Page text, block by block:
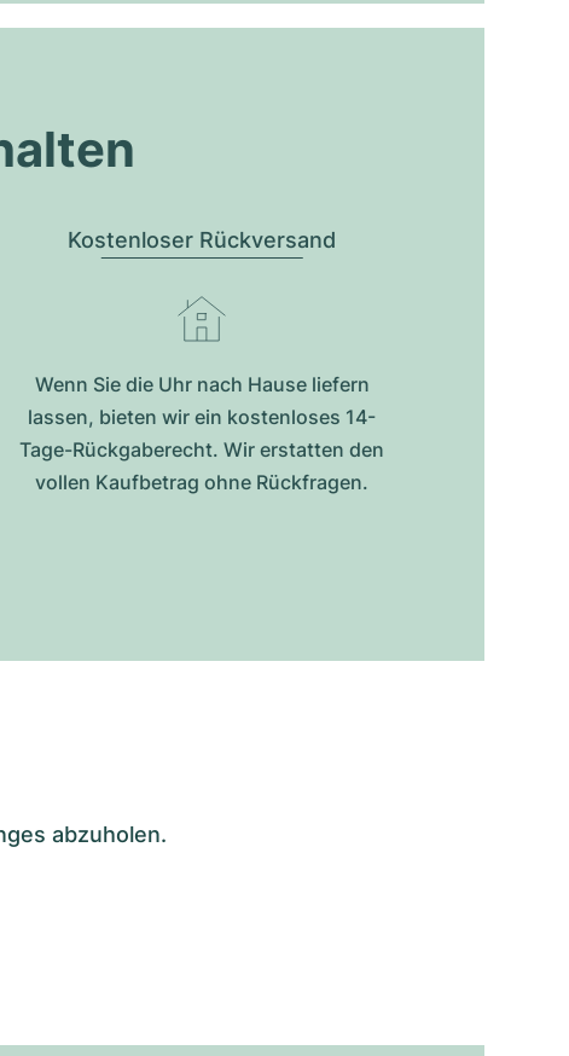
Kostenloser Rückversand
Wenn Sie die Uhr nach Hause liefern
lassen, bieten wir ein kostenloses 14-
Tage-Rückgaberecht. Wir erstatten den
vollen Kaufbetrag ohne Rückfragen.
abzuholen.